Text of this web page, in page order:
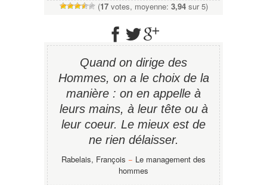
(17votes, moyenne: 3,94sur 5)
Quand on dirige des
Hommes, on a le choix de la
manière : on en appelle à
leurs mains, à leur tête ou à
leur coeur. Le mieux est de
ne rien délaisser.
Rabelais, François − Le management des
hommes